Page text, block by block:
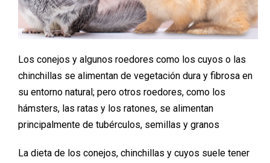
Los conejos y algunos roedores como los cuyos o las
chinchillas se alimentan de vegetación dura y fibrosa en
su entorno natural; pero otros roedores, como los
hámsters, las ratas y los ratones, se alimentan
principalmente de tubérculos, semillas y granos
La dieta de los conejos, chinchillas y cuyos suele tener